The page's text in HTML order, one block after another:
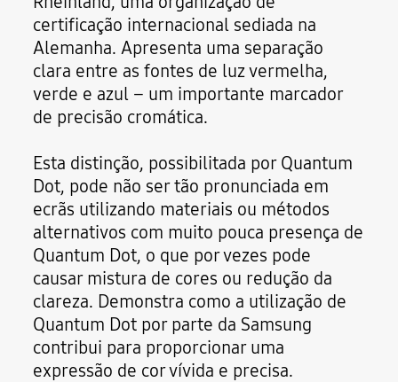
certificação internacional sediada na
Alemanha. Apresenta uma separação
clara entre as fontes de luz vermelha,
verde e azul – um importante marcador
de precisão cromática.
Esta distinção, possibilitada por Quantum
Dot, pode não ser tão pronunciada em
ecrãs utilizando materiais ou métodos
alternativos com muito pouca presença de
Quantum Dot, o que por vezes pode
causar mistura de cores ou redução da
clareza. Demonstra como a utilização de
Quantum Dot por parte da Samsung
contribui para proporcionar uma
expressão de cor vívida e precisa.